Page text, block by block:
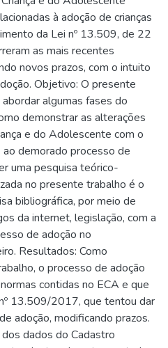
à adoção de crianças
da Lei nº 13.509, de 22
as mais recentes
novos prazos, com o intuito
Objetivo: O presente
algumas fases do
demonstrar as alterações
e do Adolescente com o
demorado processo de
uma pesquisa teórico-
no presente trabalho é o
bibliográfica, por meio de
da internet, legislação, com a
de adoção no
Resultados: Como
o processo de adoção
contidas no ECA e que
13.509/2017, que tentou dar
adoção, modificando prazos.
dados do Cadastro